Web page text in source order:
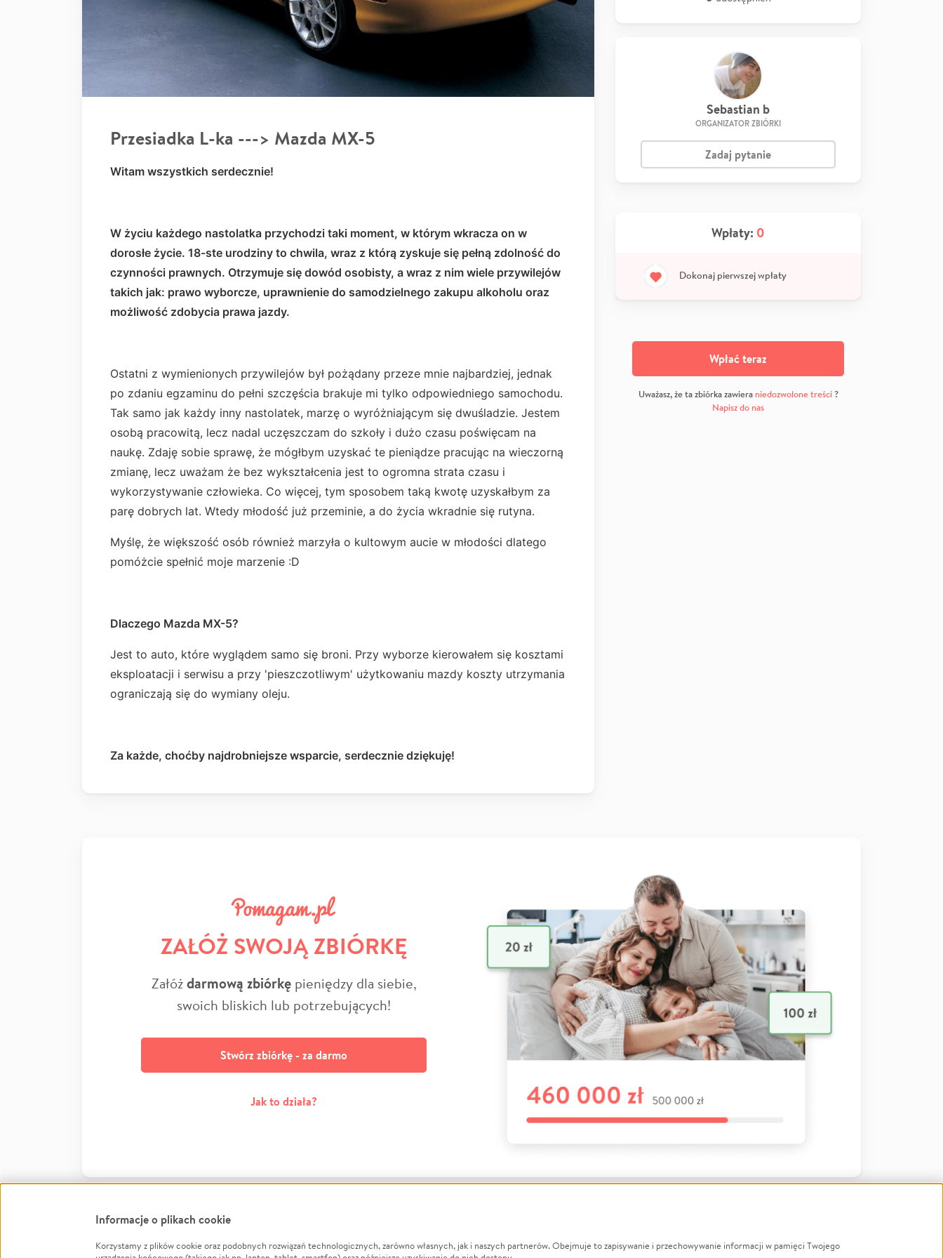
Przesiadka L-ka ---> Mazda MX-5
Witam wszystkich serdecznie!
W życiu każdego nastolatka przychodzi taki moment, w którym wkracza on w
dorosłe życie. 18-ste urodziny to chwila, wraz z którą zyskuje się pełną zdolność do
czynności prawnych. Otrzymuje się dowód osobisty, a wraz z nim wiele przywilejów
takich jak: prawo wyborcze, uprawnienie do samodzielnego zakupu alkoholu oraz
możliwość zdobycia prawa jazdy.
Ostatni z wymienionych przywilejów był pożądany przeze mnie najbardziej, jednak
po zdaniu egzaminu do pełni szczęścia brakuje mi tylko odpowiedniego samochodu.
Tak samo jak każdy inny nastolatek, marzę o wyróżniającym się dwuśladzie. Jestem
osobą pracowitą, lecz nadal uczęszczam do szkoły i dużo czasu poświęcam na
naukę. Zdaję sobie sprawę, że mógłbym uzyskać te pieniądze pracując na wieczorną
zmianę, lecz uważam że bez wykształcenia jest to ogromna strata czasu i
wykorzystywanie człowieka. Co więcej, tym sposobem taką kwotę uzyskałbym za
parę dobrych lat. Wtedy młodość już przeminie, a do życia wkradnie się rutyna.
Myślę, że większość osób również marzyła o kultowym aucie w młodości dlatego
pomóżcie spełnić moje marzenie :D
Dlaczego Mazda MX-5?
Jest to auto, które wyglądem samo się broni. Przy wyborze kierowałem się kosztami
eksploatacji i serwisu a przy 'pieszczotliwym' użytkowaniu mazdy koszty utrzymania
ograniczają się do wymiany oleju.
Za każde, choćby najdrobniejsze wsparcie, serdecznie dziękuję!
Sebastian b
ORGANIZATOR ZBIÓRKI
Zadaj pytanie
Wpłaty: 0
Dokonaj pierwszej wpłaty
Wpłać teraz
Uważasz, że ta zbiórka zawiera niedozwolone treści?
Napisz do nas
ZAŁÓŻ SWOJĄ ZBIÓRKĘ
Załóżdarmową zbiórkępieniędzy dla siebie,
swoich bliskich lub potrzebujących!
Stwórz zbiórkę - za darmo
Jak to działa?
Informacje O nas Zbieraj na
Informacje o plikach cookie
Korzystamy z plików cookie oraz podobnych rozwiązań technologicznych, zarówno własnych, jak i naszych partnerów. Obejmuje to zapisywanie i przechowywanie informacji w pamięci Twojego